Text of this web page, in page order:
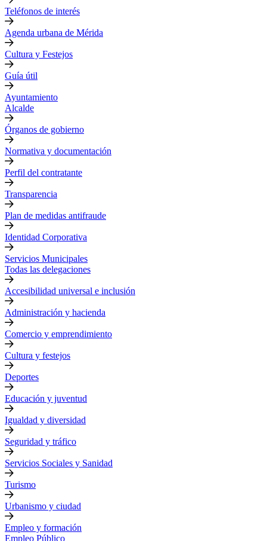
Teléfonos de interés
Agenda urbana de Mérida
Cultura y Festejos
Guía útil
Ayuntamiento
Alcalde
Órganos de gobierno
Normativa y documentación
Perfil del contratante
Transparencia
Plan de medidas antifraude
Identidad Corporativa
Servicios Municipales
Todas las delegaciones
Accesibilidad universal e inclusión
Administración y hacienda
Comercio y emprendimiento
Cultura y festejos
Deportes
Educación y juventud
Igualdad y diversidad
Seguridad y tráfico
Servicios Sociales y Sanidad
Turismo
Urbanismo y ciudad
Empleo y formación
Empleo Público